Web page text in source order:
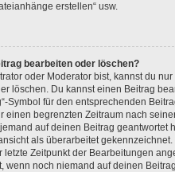
erstellen“ usw.
bearbeiten oder löschen?
oder Moderator bist, kannst du
löschen. Du kannst einen Beitrag
Symbol für den entsprechenden
einen begrenzten Zeitraum nach
auf deinen Beitrag geantwortet
als überarbeitet gekennzeichnet.
letzte Zeitpunkt der Bearbeitungen
wenn noch niemand auf deinen